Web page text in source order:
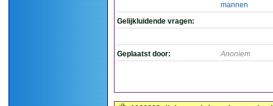
mannen
Gelijkluidende vragen:
Geplaatst door: Anoniem